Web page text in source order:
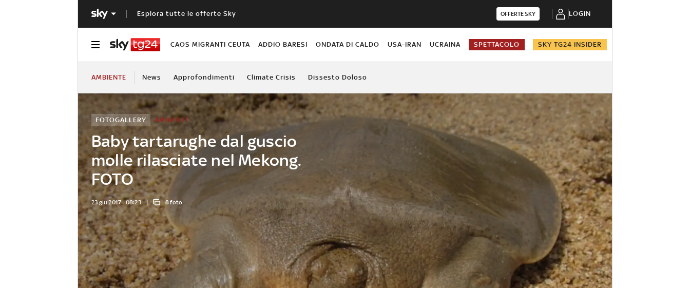
Esplora tutte le offerte Sky OFFERTE SKY LOGIN
CAOS MIGRANTI CEUTA ADDIO BARESI ONDATA DI CALDO USA-IRAN UCRAINA SPETTACOLO SKY TG24 INSIDER
AMBIENTE News Approfondimenti Climate Crisis Dissesto Doloso
Baby tartarughe dal guscio
molle rilasciate nel Mekong.
FOTO
AMBIENTE
FOTOGALLERY
23 giu 2017 - 08:23 8 foto